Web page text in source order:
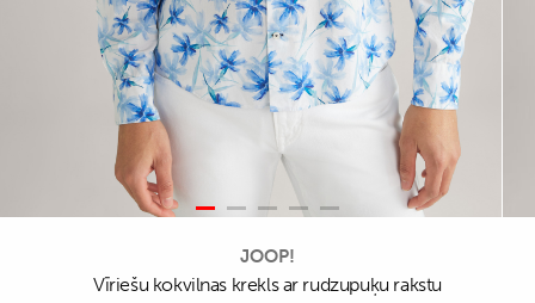
JOOP!
Vīriešu kokvilnas krekls ar rudzupuķu rakstu